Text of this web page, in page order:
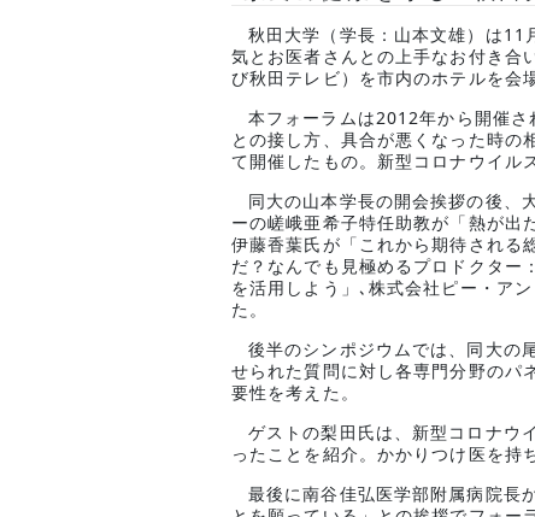
秋田大学（学長：山本文雄）は11
気とお医者さんとの上手なお付き合
び秋田テレビ）を市内のホテルを会
本フォーラムは2012年から開催
との接し方、具合が悪くなった時の
て開催したもの。新型コロナウイル
同大の山本学長の開会挨拶の後、
ーの嵯峨亜希子特任助教が「熱が出
伊藤香葉氏が「これから期待される
だ？なんでも見極めるプロドクター
を活用しよう」､株式会社ピー・ア
た。
後半のシンポジウムでは、同大の
せられた質問に対し各専門分野のパ
要性を考えた。
ゲストの梨田氏は、新型コロナウ
ったことを紹介。かかりつけ医を持
最後に南谷佳弘医学部附属病院長